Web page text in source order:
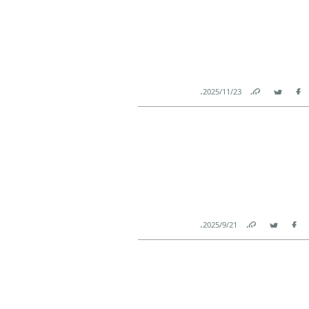
Facebook
Twitter
Link
23‏/11‏/2025
.
Facebook
Twitter
Link
21‏/9‏/2025
.